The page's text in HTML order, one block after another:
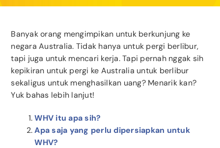
Banyak orang mengimpikan untuk berkunjung ke
negara Australia. Tidak hanya untuk pergi berlibur,
tapi juga untuk mencari kerja. Tapi pernah nggak sih
kepikiran untuk pergi ke Australia untuk berlibur
sekaligus untuk menghasilkan uang? Menarik kan?
Yuk bahas lebih lanjut!
WHV itu apa sih?
Apa saja yang perlu dipersiapkan untuk
WHV?